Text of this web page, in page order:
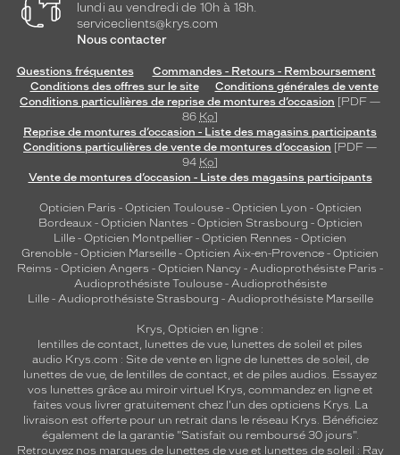
lundi au vendredi de 10h à 18h.
serviceclients@krys.com
Nous contacter
Questions fréquentes
Commandes - Retours - Remboursement
Conditions des offres sur le site
Conditions générales de vente
Conditions particulières de reprise de montures d’occasion [PDF —
86 Ko]
Reprise de montures d’occasion - Liste des magasins participants
Conditions particulières de vente de montures d’occasion [PDF —
94 Ko]
Vente de montures d’occasion - Liste des magasins participants
Opticien Paris - Opticien Toulouse- Opticien Lyon - Opticien
Bordeaux- Opticien Nantes - Opticien Strasbourg - Opticien
Lille - Opticien Montpellier - Opticien Rennes - Opticien
Grenoble - Opticien Marseille - Opticien Aix-en-Provence - Opticien
Reims - Opticien Angers - Opticien Nancy - Audioprothésiste Paris -
Audioprothésiste Toulouse- Audioprothésiste
Lille- Audioprothésiste Strasbourg - Audioprothésiste Marseille
Krys, Opticien en ligne :
lentilles de contact, lunettes de vue, lunettes de soleil et piles
audio Krys.com : Site de vente en ligne de lunettes de soleil, de
lunettes de vue, de lentilles de contact, et de piles audios. Essayez
vos lunettes grâce au miroir virtuel Krys, commandez en ligne et
faites vous livrer gratuitement chez l'un des opticiens Krys. La
livraison est offerte pour un retrait dans le réseau Krys. Bénéficiez
également de la garantie "Satisfait ou remboursé 30 jours".
Retrouvez nos marques de lunettes de vue et lunettes de soleil : Ray